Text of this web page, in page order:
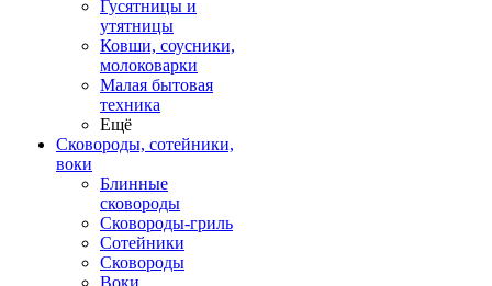
Гусятницы и
утятницы
Ковши, соусники,
молоковарки
Малая бытовая
техника
Ещё
Сковороды, сотейники,
воки
Блинные
сковороды
Сковороды-гриль
Сотейники
Сковороды
Воки